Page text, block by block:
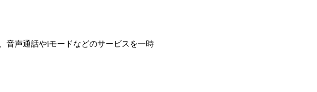
音声通話やiモードなどのサービスを一時